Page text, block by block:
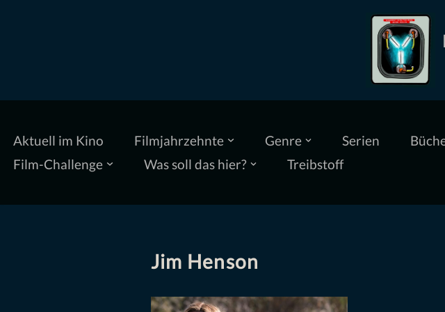
Aktuell im Kino Filmjahrzehnte Genre Serien
Film-Challenge
Was soll das hier? Treibstoff
Jim Henson